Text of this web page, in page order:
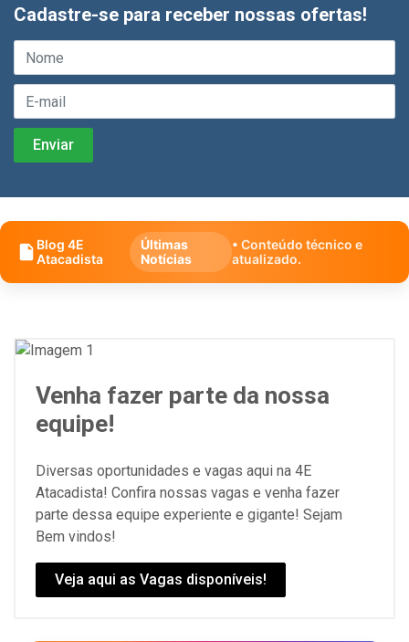
Cadastre-se para receber nossas ofertas!
Blog 4E
Atacadista
Últimas
Notícias
• Conteúdo técnico e
atualizado.
Venha fazer parte da nossa
equipe!
Diversas oportunidades e vagas aqui na 4E
Atacadista! Confira nossas vagas e venha fazer
parte dessa equipe experiente e gigante! Sejam
Bem vindos!
Veja aqui as Vagas disponíveis!